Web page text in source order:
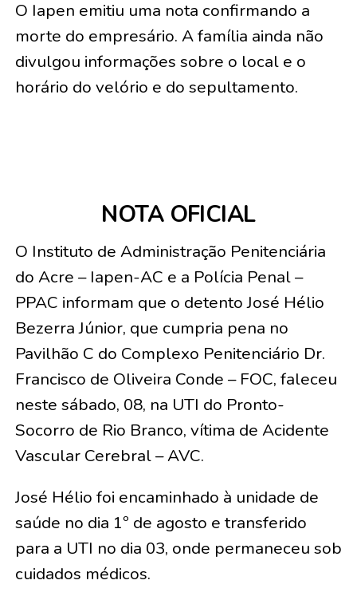
O Iapen emitiu uma nota confirmando a
morte do empresário. A família ainda não
divulgou informações sobre o local e o
horário do velório e do sepultamento.
NOTA OFICIAL
O Instituto de Administração Penitenciária
do Acre – Iapen-AC e a Polícia Penal –
PPAC informam que o detento José Hélio
Bezerra Júnior, que cumpria pena no
Pavilhão C do Complexo Penitenciário Dr.
Francisco de Oliveira Conde – FOC, faleceu
neste sábado, 08, na UTI do Pronto-
Socorro de Rio Branco, vítima de Acidente
Vascular Cerebral – AVC.
José Hélio foi encaminhado à unidade de
saúde no dia 1º de agosto e transferido
para a UTI no dia 03, onde permaneceu sob
cuidados médicos.